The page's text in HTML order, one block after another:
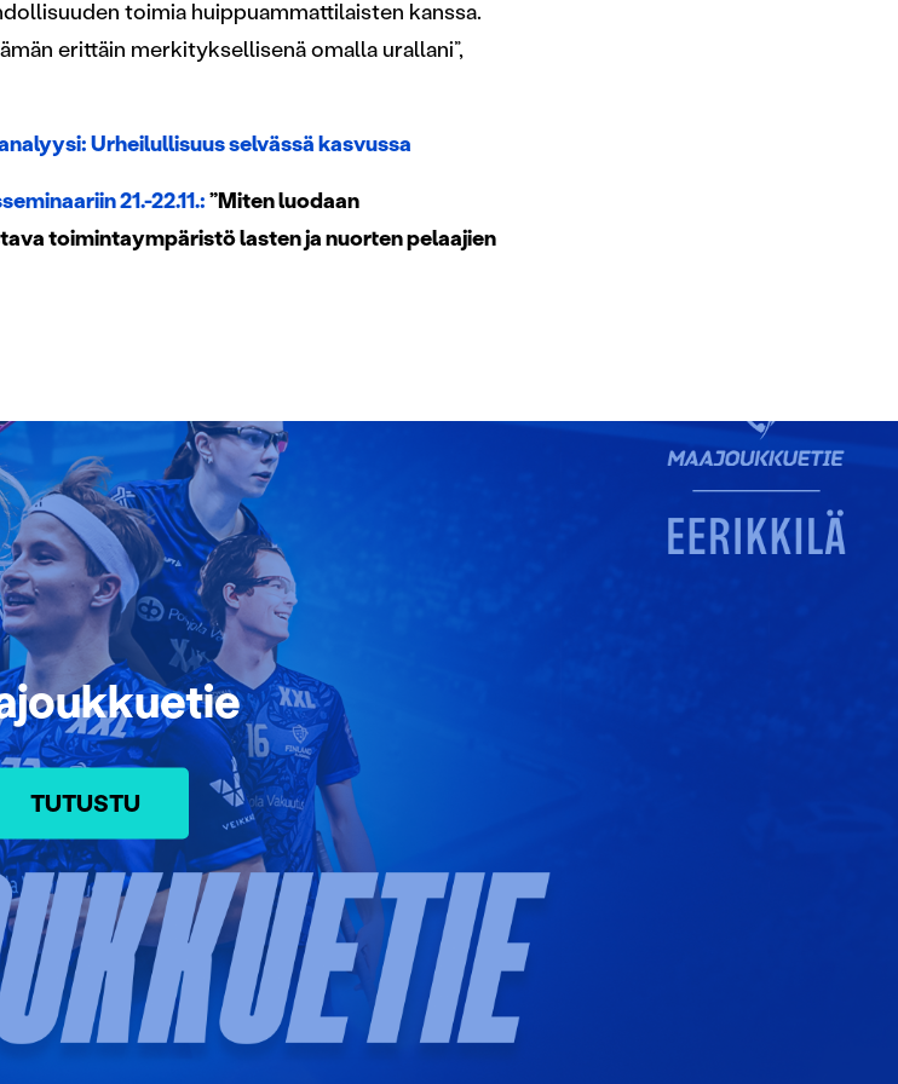
toimia huippuammattilaisten kanssa.
erittäin merkityksellisenä omalla urallani”,
Urheilullisuus selvässä kasvussa
21.-22.11.:”Miten luodaan
toimintaympäristö lasten ja nuorten pelaajien
TUTUSTU